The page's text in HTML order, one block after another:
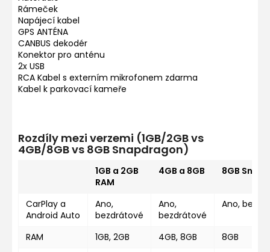
Rámeček
Napájecí kabel
GPS ANTÉNA
CANBUS dekodér
Konektor pro anténu
2x USB
RCA Kabel s externím mikrofonem zdarma
Kabel k parkovací kameře
Rozdíly mezi verzemi (1GB/2GB vs
4GB/8GB vs 8GB Snapdragon)
1GB a 2GB
RAM
4GB a 8GB 8GB
CarPlay a
Android Auto
Ano,
bezdrátové
Ano,
bezdrátové
Ano,
RAM 1GB, 2GB 4GB, 8GB
8GB